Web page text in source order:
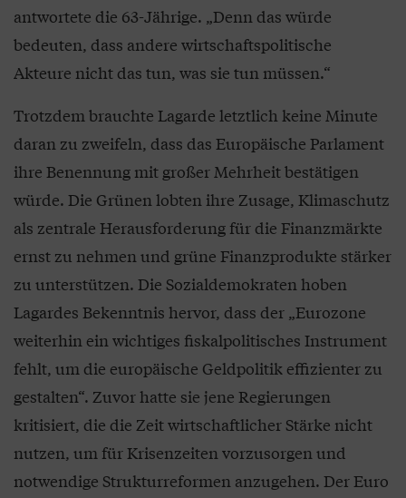
antwortete die 63-Jährige. „Denn das würde
bedeuten, dass andere wirtschaftspolitische
Akteure nicht das tun, was sie tun müssen.“
Trotzdem brauchte Lagarde letztlich keine Minute
daran zu zweifeln, dass das Europäische Parlament
ihre Benennung mit großer Mehrheit bestätigen
würde. Die Grünen lobten ihre Zusage, Klimaschutz
als zentrale Herausforderung für die Finanzmärkte
ernst zu nehmen und grüne Finanzprodukte stärker
zu unterstützen. Die Sozialdemokraten hoben
Lagardes Bekenntnis hervor, dass der „Eurozone
weiterhin ein wichtiges fiskalpolitisches Instrument
fehlt, um die europäische Geldpolitik effizienter zu
gestalten“. Zuvor hatte sie jene Regierungen
kritisiert, die die Zeit wirtschaftlicher Stärke nicht
nutzen, um für Krisenzeiten vorzusorgen und
notwendige Strukturreformen anzugehen. Der Euro